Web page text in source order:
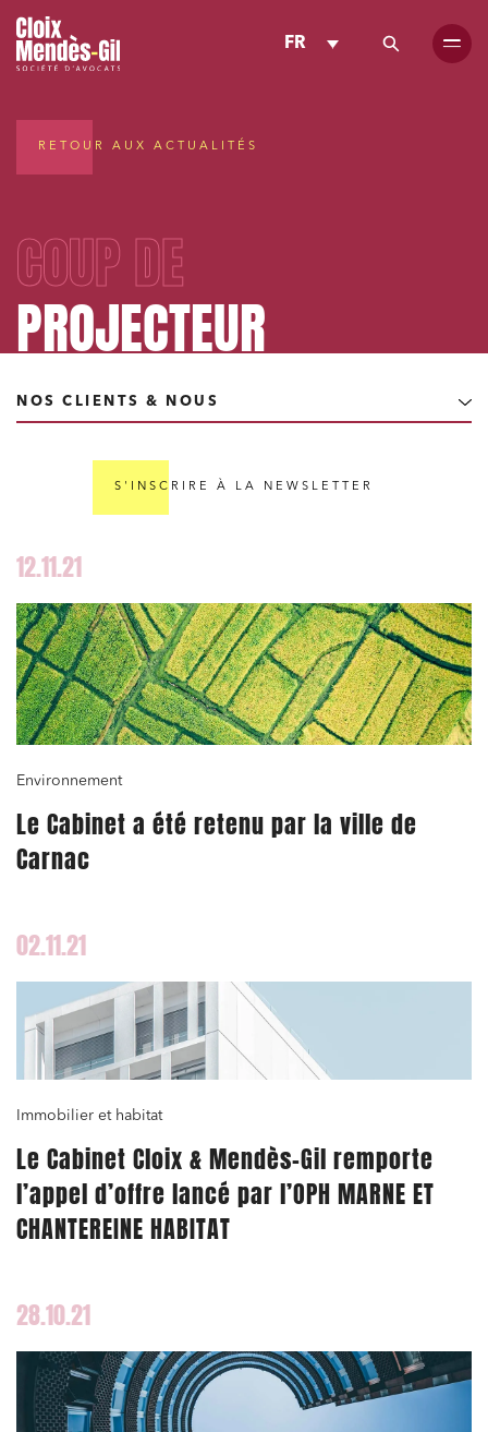
FR
RETOUR AUX ACTUALITÉS
COUP DE
PROJECTEUR
NOS CLIENTS & NOUS
S'INSCRIRE À LA NEWSLETTER
12.11.21
Environnement
Le Cabinet a été retenu par la ville de
Carnac
02.11.21
Immobilier et habitat
Le Cabinet Cloix & Mendès-Gil remporte
l’appel d’offre lancé par l’OPH MARNE ET
CHANTEREINE HABITAT
28.10.21